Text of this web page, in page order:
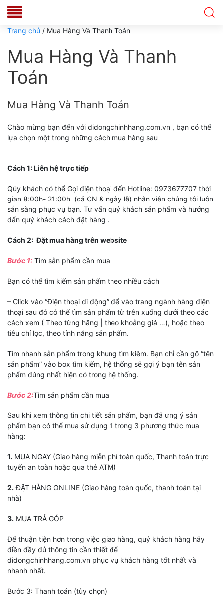
Trang chủ / Mua Hàng Và Thanh Toán
Mua Hàng Và Thanh
Toán
Mua Hàng Và Thanh Toán
Chào mừng bạn đến với didongchinhhang.com.vn , bạn có thể
lựa chọn một trong những cách mua hàng sau
Cách 1: Liên hệ trực tiếp
Qúy khách có thể Gọi điện thoại đến Hotline: 0973677707 thời
gian 8:00h- 21:00h (cả CN & ngày lễ) nhân viên chúng tôi luôn
sẵn sàng phục vụ bạn. Tư vấn quý khách sản phẩm và hướng
dẩn quý khách cách đặt hàng .
Cách 2: Đặt mua hàng trên website
Bước 1: Tìm sản phẩm cần mua
Bạn có thể tìm kiếm sản phẩm theo nhiều cách
– Click vào “Điện thoại di động” để vào trang ngành hàng điện
thoại sau đó có thể tìm sản phẩm từ trên xuống dưới theo các
cách xem ( Theo từng hãng | theo khoảng giá …), hoặc theo
tiêu chí lọc, theo tính năng sản phẩm.
Tìm nhanh sản phẩm trong khung tìm kiêm. Bạn chỉ cần gõ “tên
sản phẩm” vào box tìm kiếm, hệ thống sẽ gợi ý bạn tên sản
phẩm đúng nhất hiện có trong hệ thống.
Bước 2:Tìm sản phẩm cần mua
Sau khi xem thông tin chi tiết sản phẩm, bạn đã ưng ý sản
phẩm bạn có thể mua sử dụng 1 trong 3 phương thức mua
hàng:
1. MUA NGAY (Giao hàng miễn phí toàn quốc, Thanh toán trực
tuyến an toàn hoặc qua thẻ ATM)
2. ĐẶT HÀNG ONLINE (Giao hàng toàn quốc, thanh toán tại
nhà)
3. MUA TRẢ GÓP
Để thuận tiện hơn trong việc giao hàng, quý khách hàng hãy
điền đầy đủ thông tin cần thiết để
didongchinhhang.com.vn phục vụ khách hàng tốt nhất và
nhanh nhất.
Bước 3: Thanh toán (tùy chọn)